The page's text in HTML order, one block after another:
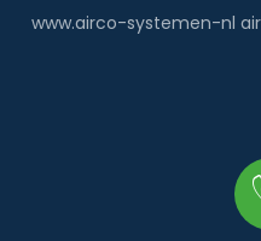
www.airco-systemen-nl